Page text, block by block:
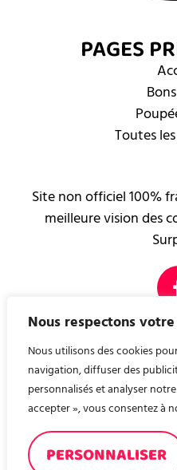
Nous respectons
Nous utilisons des cookies
navigation, diffuser des
personnalisés et analyser
accepter », vous consentez à
PERSONNALISER
PAGES
Toutes
Site non officiel 100%
meilleure vision des
PAGES
Nous avons créé, pour
cuisine ! A consommer